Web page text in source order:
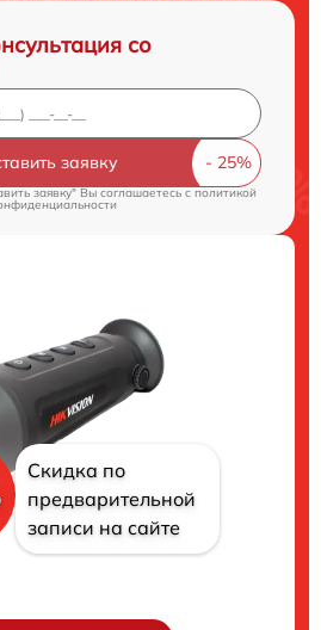
со
заявку
заявку" Вы соглашаетесь cполитикой
Скидка по
предварительной
записи на сайте